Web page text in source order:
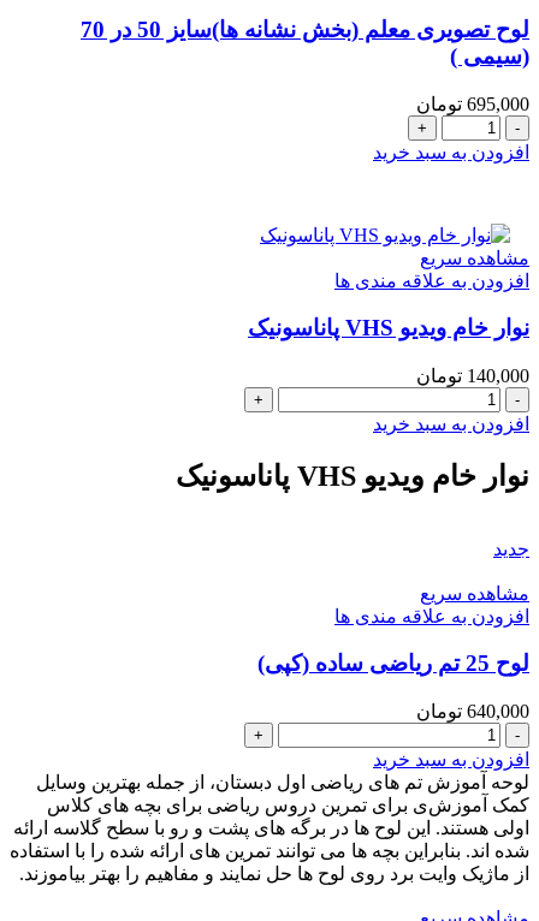
صحیح
صوتی
عدد
لوح تصويری معلم (بخش نشانه ها)سایز 50 در 70
(سیمی )
695,000 تومان
لوح
تصويری
ها)سایز
50
در
(سیمی
عدد
افزودن به سبد خرید
مشاهده سریع
افزودن به علاقه مندی ها
نوار خام ویدیو VHS پاناسونیک
140,000 تومان
نوار
خام
VHS
پاناسونیک
افزودن به سبد خرید
نوار خام ویدیو VHS پاناسونیک
جدید
مشاهده سریع
افزودن به علاقه مندی ها
لوح 25 تم ریاضی ساده (کپی)
640,000 تومان
لوح
25
تم
ریاضی
ساده
(کپی)
عدد
افزودن به سبد خرید
لوحه آموزش تم های ریاضی اول دبستان، از جمله بهترین وسایل
کمک آموزش‌ی برای تمرین دروس ریاضی برای بچه های کلاس
اولی هستند. این لوح ها در برگه های پشت و رو با سطح گلاسه ارائه
شده اند. بنابراین بچه ها می توانند تمرین های ارائه شده را با استفاده
از ماژیک وایت برد روی لوح ها حل نمایند و مفاهیم را بهتر بیاموزند.